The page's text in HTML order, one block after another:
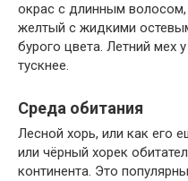
окрас с длинным волосом,
желтый с жидкими
бурого цвета. Летний мех
тускнее.
Среда обитания
Лесной хорь, или как его
или чёрный хорек
континента. Это